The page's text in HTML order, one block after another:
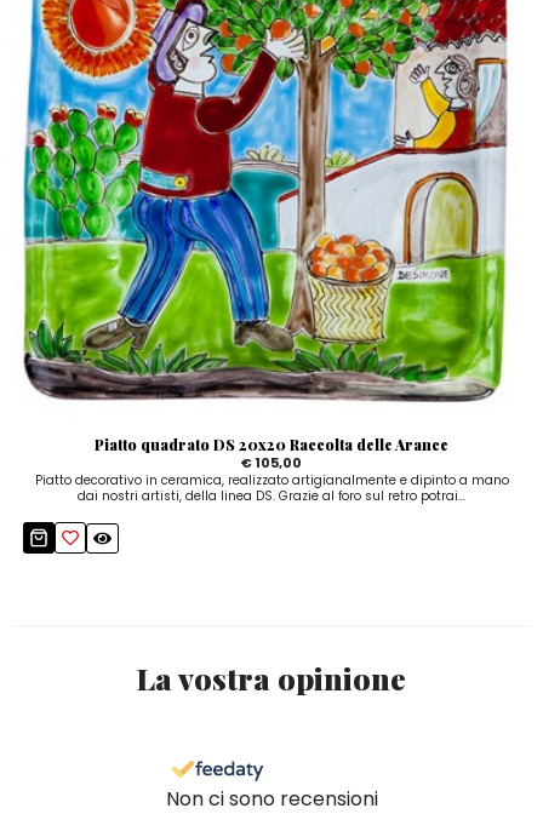
Piatto quadrato DS 20x20 Raccolta delle Arance
€ 105,00
Piatto decorativo in ceramica, realizzato artigianalmente e dipinto a mano
dai nostri artisti, della linea DS. Grazie al foro sul retro potrai...
La vostra opinione
Non ci sono recensioni